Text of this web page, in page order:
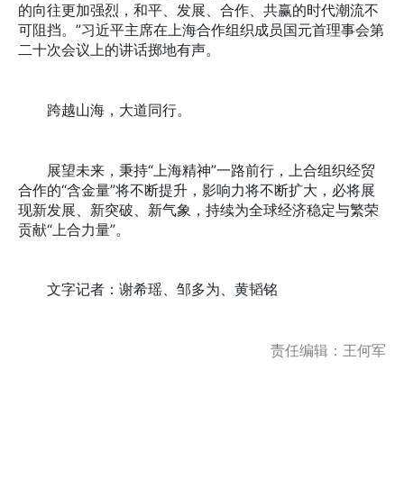
的向往更加强烈，和平、发展、合作、共赢的时代潮流不
可阻挡。”习近平主席在上海合作组织成员国元首理事会第
二十次会议上的讲话掷地有声。
跨越山海，大道同行。
展望未来，秉持“上海精神”一路前行，上合组织经贸
合作的“含金量”将不断提升，影响力将不断扩大，必将展
现新发展、新突破、新气象，持续为全球经济稳定与繁荣
贡献“上合力量”。
文字记者：谢希瑶、邹多为、黄韬铭
责任编辑：王何军